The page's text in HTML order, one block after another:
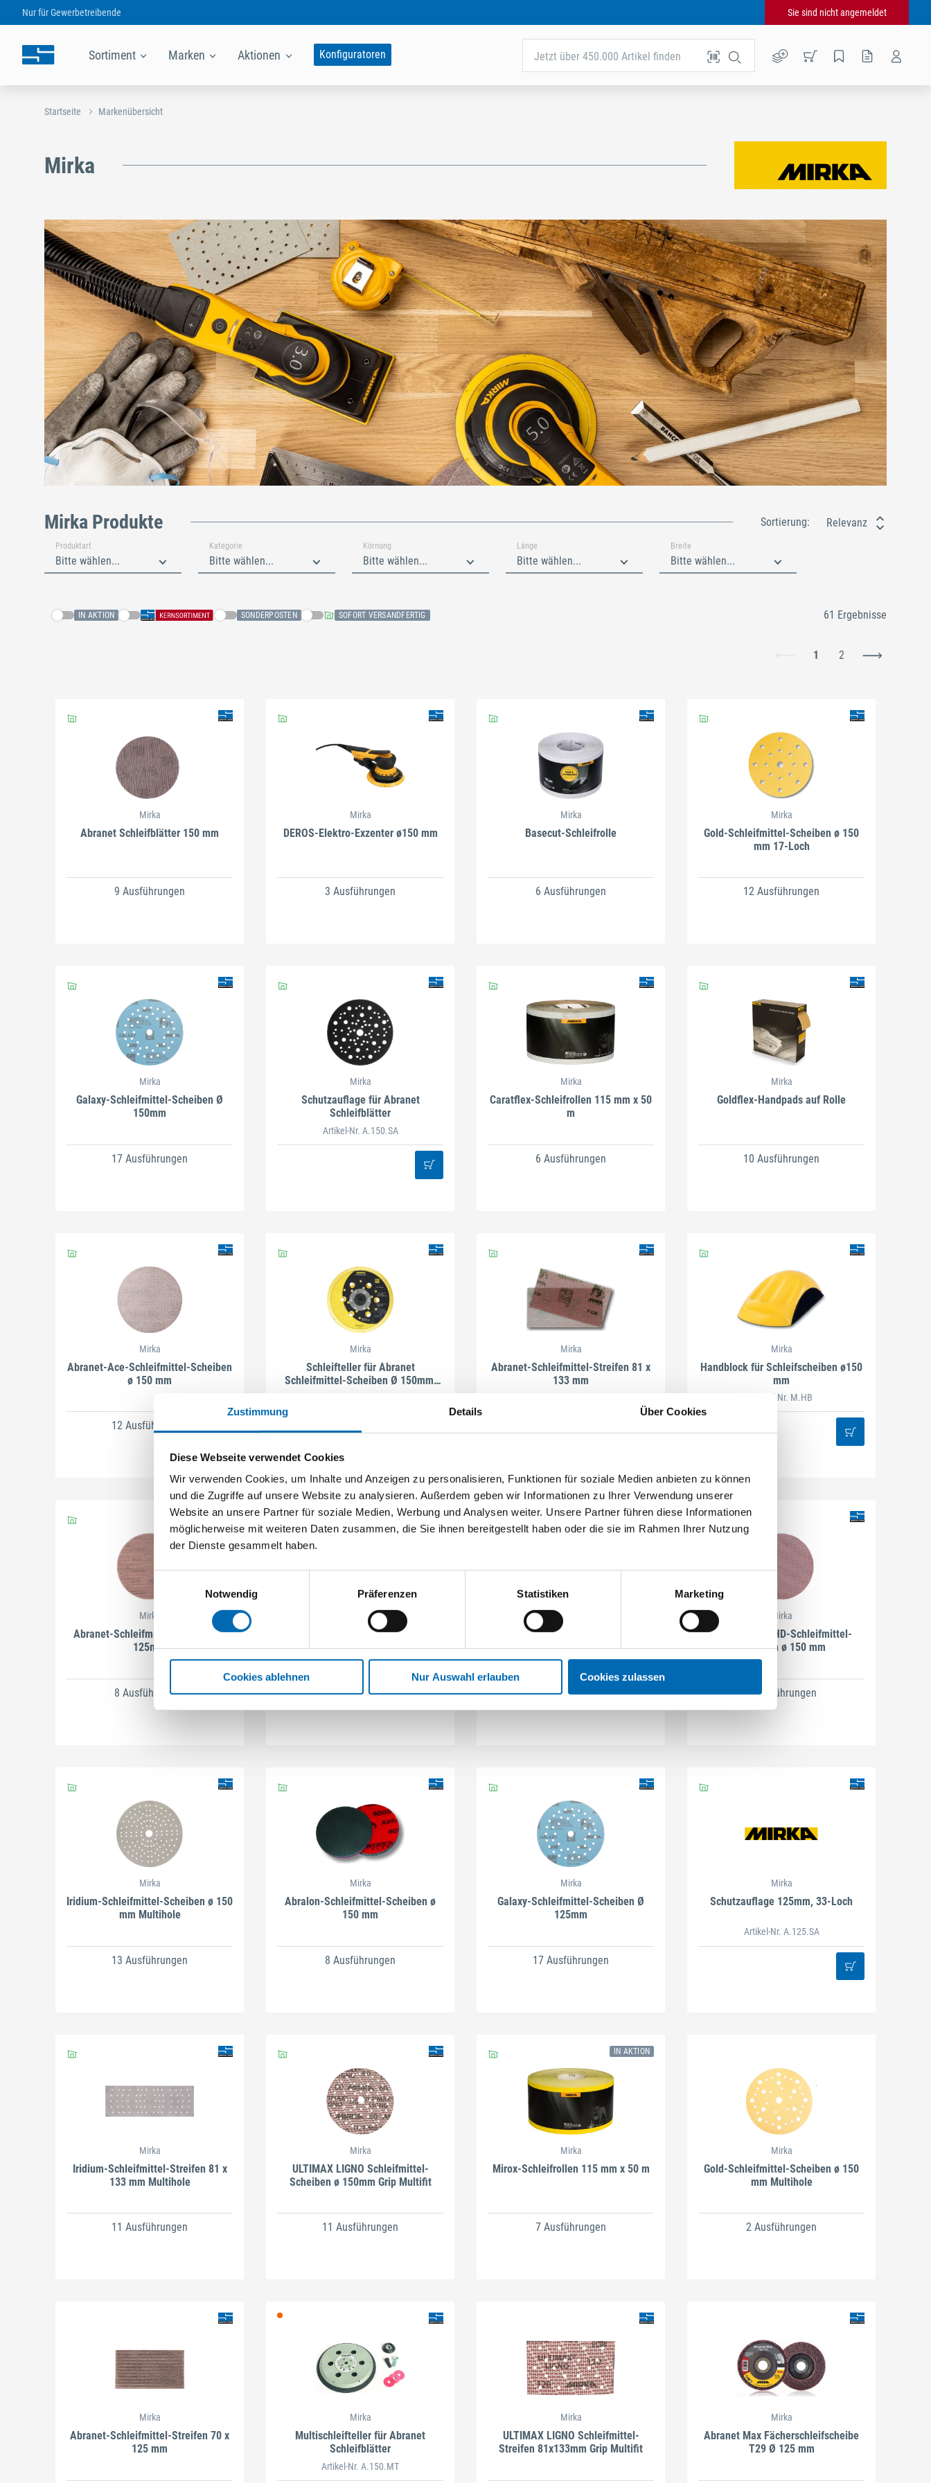
Zustimmung Details Über Cookies
Diese Webseite verwendet Cookies
Wir verwenden Cookies, um Inhalte und Anzeigen zu personalisieren, Funktionen für soziale Medien anbieten zu können
und die Zugriffe auf unsere Website zu analysieren. Außerdem geben wir Informationen zu Ihrer Verwendung unserer
Website an unsere Partner für soziale Medien, Werbung und Analysen weiter. Unsere Partner führen diese Informationen
möglicherweise mit weiteren Daten zusammen, die Sie ihnen bereitgestellt haben oder die sie im Rahmen Ihrer Nutzung
der Dienste gesammelt haben.
Einwilligungsauswahl
Notwendig
Präferenzen Statistiken Marketing
Cookies ablehnen Nur Auswahl erlauben Cookies zulassen
Nur fürGewerbetreibende Sie sind nicht angemeldet
Sortiment Marken Aktionen Konfiguratoren Jetzt über 450.000 Artikel finden
Startseite Markenübersicht
Mirka
Mirka Produkte Sortierung: Relevanz
Produktart
Bitte wählen...
Schließen
Kategorie
Bitte wählen...
Körnung
Bitte wählen...
Schließen
Länge
Bitte wählen...
Breite
Bitte wählen...
IN AKTION SONDERPOSTEN SOFORT VERSANDFERTIG 61 Ergebnisse
1 2
Mirka
Abranet Schleifblätter 150 mm
9 Ausführungen
Mirka
DEROS-Elektro-Exzenter ø150 mm
3 Ausführungen
Mirka
Basecut-Schleifrolle
6 Ausführungen
Mirka
Gold-Schleifmittel-Scheiben ø 150
mm 17-Loch
12 Ausführungen
Mirka
Galaxy-Schleifmittel-Scheiben Ø
150mm
17 Ausführungen
Mirka
Schutzauflage für Abranet
Schleifblätter
Artikel-Nr. A.150.SA
Mirka
Caratflex-Schleifrollen 115 mm x 50
m
6 Ausführungen
Mirka
Goldflex-Handpads auf Rolle
10 Ausführungen
Mirka
Abranet-Ace-Schleifmittel-Scheiben
ø 150 mm
12 Ausführungen
Mirka
Schleifteller für Abranet
Schleifmittel-Scheiben Ø 150mm,
Mirka
Abranet-Schleifmittel-Streifen 81 x
133 mm
Mirka
Handblock für Schleifscheiben ø150
mm
Artikel-Nr. M.HB
Mirka
Abranet-Schleifmittel-Scheiben Ø
125mm
8 Ausführungen
Mirka
Proflex-Schleifrollen
9 Ausführungen
Mirka
Gold-Schleifmittel-Streifen 81 x 133
mm 8-Loch
7 Ausführungen
Mirka
Abranet-Ace-HD-Schleifmittel-
Scheiben ø 150 mm
4 Ausführungen
Mirka
Iridium-Schleifmittel-Scheiben ø 150
mm Multihole
13 Ausführungen
Mirka
Abralon-Schleifmittel-Scheiben ø
150 mm
8 Ausführungen
Mirka
Galaxy-Schleifmittel-Scheiben Ø
125mm
17 Ausführungen
Mirka
Schutzauflage 125mm, 33-Loch
Artikel-Nr. A.125.SA
Mirka
Iridium-Schleifmittel-Streifen 81 x
133 mm Multihole
11 Ausführungen
Mirka
ULTIMAX LIGNO Schleifmittel-
Scheiben ø 150mm Grip Multifit
11 Ausführungen
IN AKTION
Mirka
Mirox-Schleifrollen 115 mm x 50 m
7 Ausführungen
Mirka
Gold-Schleifmittel-Scheiben ø 150
mm Multihole
2 Ausführungen
Mirka
Abranet-Schleifmittel-Streifen 70 x
125 mm
Mirka
Multischleifteller für Abranet
Schleifblätter
Artikel-Nr. A.150.MT
Mirka
ULTIMAX LIGNO Schleifmittel-
Streifen 81x133mm Grip Multifit
Mirka
Abranet Max Fächerschleifscheibe
T29 Ø 125 mm